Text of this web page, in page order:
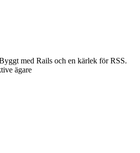
med Rails och en kärlek för RSS.
ägare